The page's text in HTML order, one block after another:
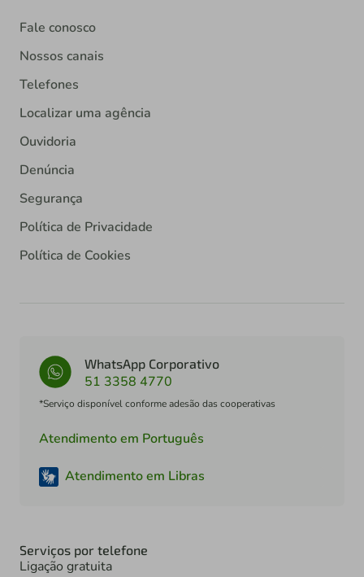
Fale conosco
Nossos canais
Telefones
Localizar uma agência
Ouvidoria
Denúncia
Segurança
Política de Privacidade
Política de Cookies
WhatsApp Corporativo
51 3358 4770
*Serviço disponível conforme adesão das cooperativas
Atendimento em Português
Atendimento em Libras
Serviços por telefone
Ligação gratuita